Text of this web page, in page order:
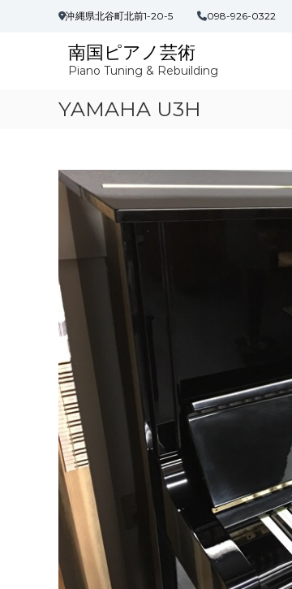
沖縄県北谷町北前1-20-5 098-926-0322
南国ピアノ芸術
Piano Tuning & Rebuilding
YAMAHA U3H